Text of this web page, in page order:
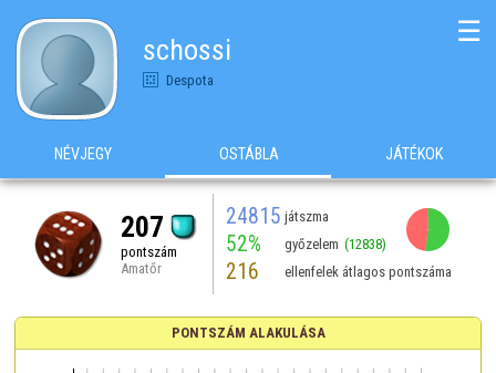
schossi
Despota
☰
NÉVJEGY OSTÁBLA JÁTÉKOK
207
pontszám
Amatőr
24815 játszma
52% győzelem (12838)
216 ellenfelek átlagos pontszáma
PONTSZÁM ALAKULÁSA